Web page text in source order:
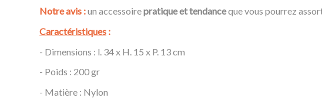
Notre avis :un accessoirepratique et tendanceque vous pourrez
Caractéristiques :
- Dimensions : l. 34 x H. 15 x P. 13 cm
- Poids : 200 gr
- Matière : Nylon